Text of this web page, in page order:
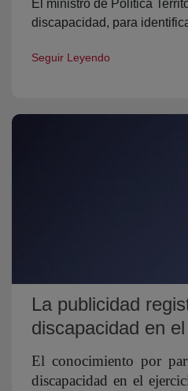
El ministro de Política
discapacidad, para
Seguir Leyendo
La publicidad
discapacidad en
El conocimiento por
discapacidad en el